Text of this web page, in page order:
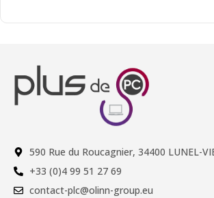
590 Rue du Roucagnier, 34400 LUNEL-
+33 (0)4 99 51 27 69
contact-plc@olinn-group.eu